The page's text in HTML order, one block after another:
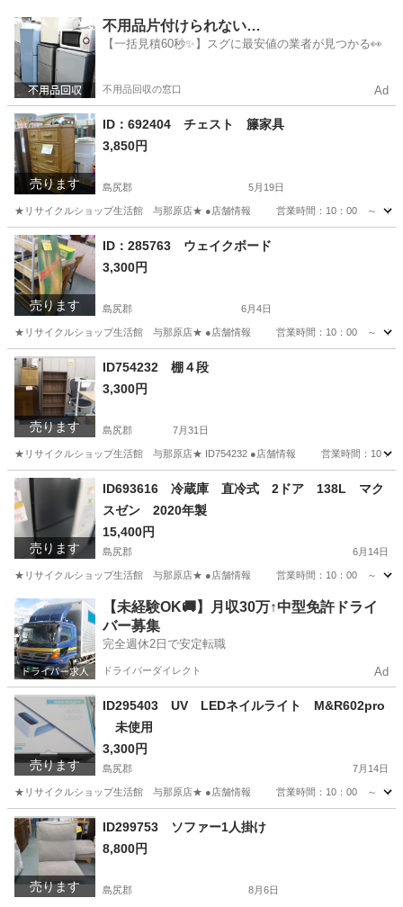
沖縄 島尻郡 収納家具
不用品片付けられない…
【一括見積60秒✨】スグに最安値の業者が見つかる👀
不用品回収の窓口 Ad
売ります
ID：692404 チェスト 籐家具
3,850円
島尻郡 5月19日
★リサイクルショップ生活館 与那原店★ ●店舗情報 営業時間：10：00 ～ 19
沖縄 島尻郡
売ります
ID：285763 ウェイクボード
3,300円
島尻郡 6月4日
★リサイクルショップ生活館 与那原店★ ●店舗情報 営業時間：10：00 ～ 19
沖縄 島尻郡 マリンスポーツ 商品
売ります
ID754232 棚４段
3,300円
島尻郡 7月31日
★リサイクルショップ生活館 与那原店★ ID754232 ●店舗情報 営業時間：10：
沖縄 島尻郡
売ります
ID693616 冷蔵庫 直冷式 2ドア 138L マク
スゼン 2020年製
15,400円
島尻郡 6月14日
★リサイクルショップ生活館 与那原店★ ●店舗情報 営業時間：10：00 ～ 19
沖縄 島尻郡 キッチン家電 商品
【未経験OK🚚】月収30万↑中型免許ドライ
バー募集
完全週休2日で安定転職
ドライバーダイレクト Ad
売ります
ID295403 UV LEDネイルライト M&R602pro
未使用
3,300円
島尻郡 7月14日
★リサイクルショップ生活館 与那原店★ ●店舗情報 営業時間：10：00 ～ 19
沖縄 島尻郡
売ります
ID299753 ソファー1人掛け
8,800円
島尻郡 8月6日